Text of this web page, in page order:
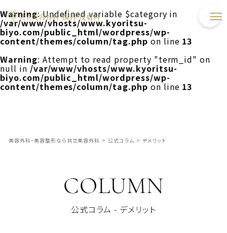
Warning: Undefined variable $category in
/var/www/vhosts/www.kyoritsu-
biyo.com/public_html/wordpress/wp-
content/themes/column/tag.php on line 13
Warning: Attempt to read property "term_id" on
null in /var/www/vhosts/www.kyoritsu-
biyo.com/public_html/wordpress/wp-
content/themes/column/tag.php on line 13
美容外科・美容整形なら共立美容外科 > 公式コラム > デメリット
COLUMN
公式コラム - デメリット